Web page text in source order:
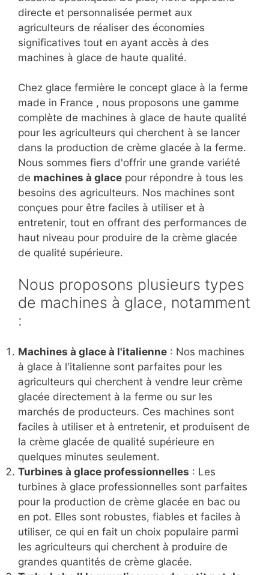
directe et personnalisée permet aux
agriculteurs de réaliser des économies
significatives tout en ayant accès à des
machines à glace de haute qualité.
Chez glace fermière le concept glace à la ferme
made in France , nous proposons une gamme
complète de machines à glace de haute qualité
pour les agriculteurs qui cherchent à se lancer
dans la production de crème glacée à la ferme.
Nous sommes fiers d'offrir une grande variété
de machines à glace pour répondre à tous les
besoins des agriculteurs. Nos machines sont
conçues pour être faciles à utiliser et à
entretenir, tout en offrant des performances de
haut niveau pour produire de la crème glacée
de qualité supérieure.
Nous proposons plusieurs types
de machines à glace, notamment
:
Machines à glace à l'italienne : Nos machines
à glace à l'italienne sont parfaites pour les
agriculteurs qui cherchent à vendre leur crème
glacée directement à la ferme ou sur les
marchés de producteurs. Ces machines sont
faciles à utiliser et à entretenir, et produisent de
la crème glacée de qualité supérieure en
quelques minutes seulement.
Turbines à glace professionnelles : Les
turbines à glace professionnelles sont parfaites
pour la production de crème glacée en bac ou
en pot. Elles sont robustes, fiables et faciles à
utiliser, ce qui en fait un choix populaire parmi
les agriculteurs qui cherchent à produire de
grandes quantités de crème glacée.